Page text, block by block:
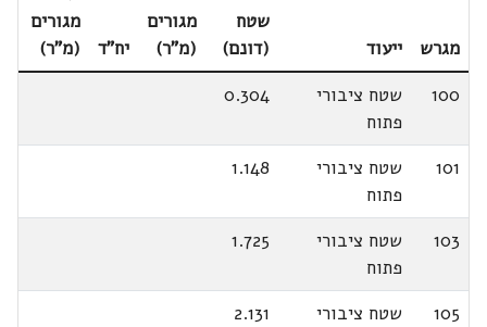
מגרש ייעוד
שטח
(דונם)
מגורים
(מ"ר)
יח"ד
מגורים
(מ"ר)
100
שטח ציבורי
פתוח
0.304
101
שטח ציבורי
פתוח
1.148
103
שטח ציבורי
פתוח
1.725
105
שטח ציבורי
2.131